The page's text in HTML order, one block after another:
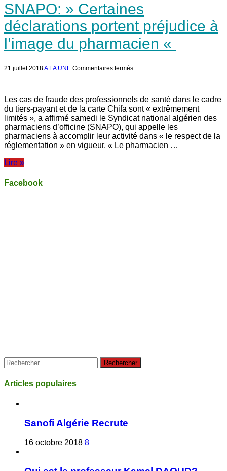
SNAPO: » Certaines
déclarations portent préjudice à
l’image du pharmacien «
21 juillet 2018A LA UNE Commentaires ferméssur
portent
préjudice
à
l’image
du
pharmacien
«
Les cas de fraude des professionnels de santé dans le cadre
du tiers-payant et de la carte Chifa sont « extrêmement
limités », a affirmé samedi le Syndicat national algérien des
pharmaciens d’officine (SNAPO), qui appelle les
pharmaciens à accomplir leur activité dans « le respect de la
réglementation » en vigueur. « Le pharmacien …
Lire »
Facebook
Rechercher :
Articles populaires
Sanofi Algérie Recrute
16 octobre 2018 8